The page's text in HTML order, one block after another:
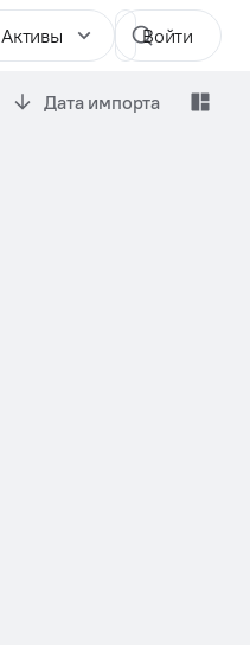
Активы Войти
Дата импорта